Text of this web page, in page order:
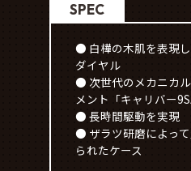
SPEC
● 白樺の木肌を表現
ダイヤル
● 次世代のメカニカ
メント「キャリバー
● 長時間駆動を実現
● ザラツ研磨によっ
られたケース